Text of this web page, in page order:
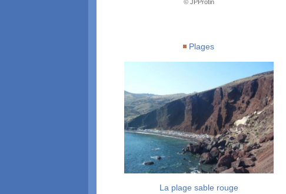
© JPProtin
Plages
La plage sable rouge